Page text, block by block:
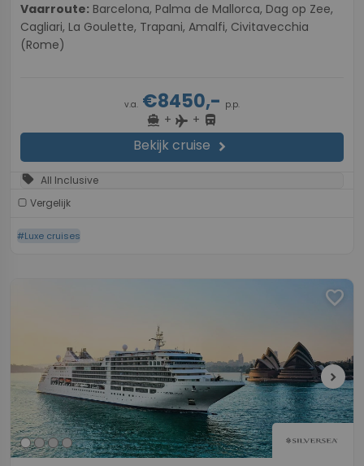
Vaarroute:
Cagliari, La Goulette, Trapani, Amalfi, Civitavecchia
(Rome)
v.a. €8450,- p.p.
directions_boat + flight + directions_bus
Bekijk cruise chevron_right
sell All Inclusive
Vergelijk
#Luxe cruises
favorite
chevron_right